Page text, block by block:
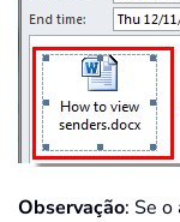
Observação: Se